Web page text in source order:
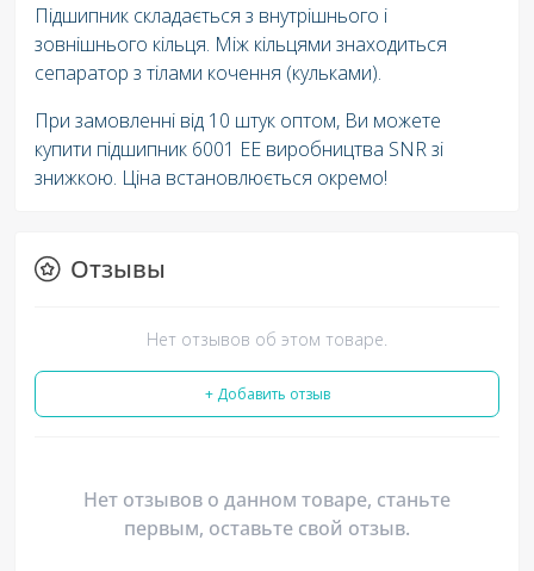
Підшипник складається з внутрішнього і
зовнішнього кільця. Між кільцями знаходиться
сепаратор з тілами кочення (кульками).
При замовленні від 10 штук оптом, Ви можете
купити підшипник 6001 EE виробництва SNR зі
знижкою. Ціна встановлюється окремо!
Отзывы
Нет отзывов об этом товаре.
+ Добавить отзыв
Нет отзывов о данном товаре, станьте
первым, оставьте свой отзыв.